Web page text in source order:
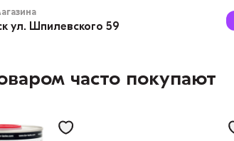
ул. Шпилевского 59
часто покупают